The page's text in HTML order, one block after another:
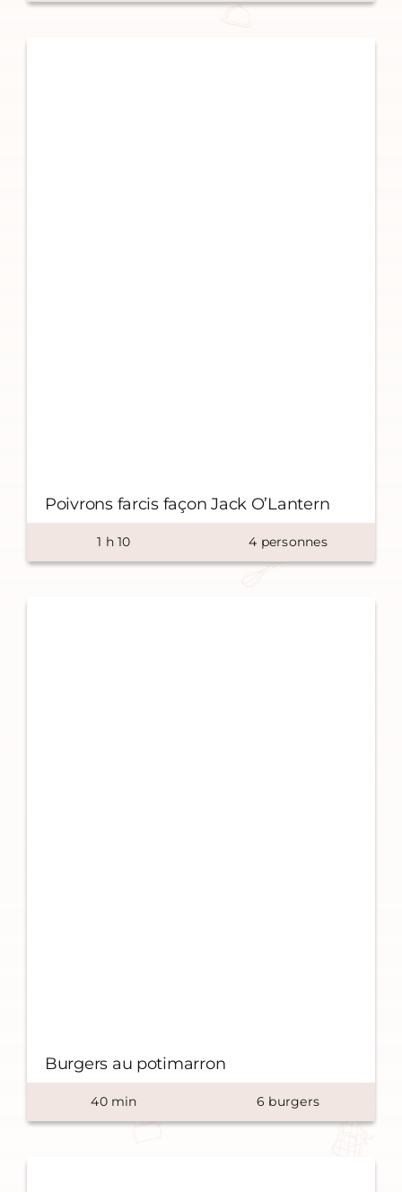
Poivrons farcis façon Jack O’Lantern
1 h10 4 personnes
Burgers au potimarron
40min 6 burgers